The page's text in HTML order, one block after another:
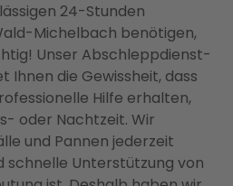
24-Stunden
Michelbach benötigen,
Unser Abschleppdienst-
die Gewissheit, dass
Hilfe erhalten,
oder Nachtzeit. Wir
und Pannen jederzeit
schnelle Unterstützung von